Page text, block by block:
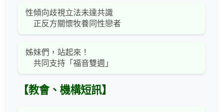
性傾向歧視立法未達共識
正反方關懷牧養同性戀者
姊妹們，站起來！
共同支持「福音雙週」
【教會、機構短訊】